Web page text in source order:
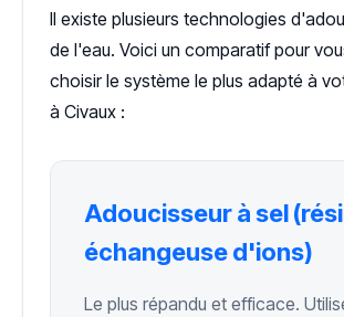
Il existe plusieurs technologies
de l'eau. Voici un comparatif pour
choisir le système le plus adapté à
à Civaux :
Adoucisseur à sel
échangeuse d'ions)
Le plus répandu et efficace.